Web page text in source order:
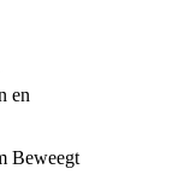
en
Beweegt